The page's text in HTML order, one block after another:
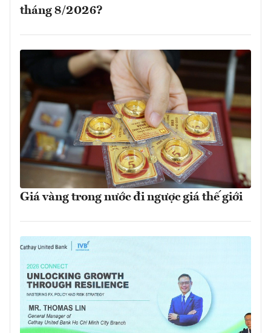
tháng 8/2026?
Giá vàng trong nước đi ngược giá thế giới